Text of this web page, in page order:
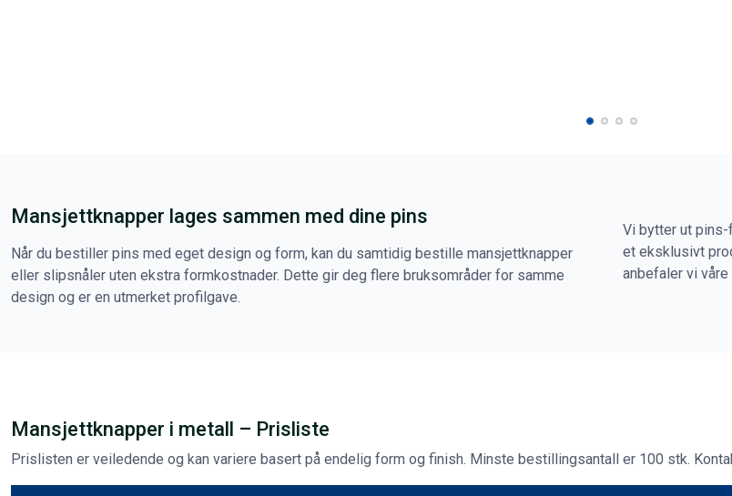
Mansjettknapper lages sammen med dine pins
Når du bestiller pins med eget design og form, kan du samtidig bestille mansjettknapper
eller slipsnåler uten ekstra formkostnader. Dette gir deg flere bruksområder for samme
design og er en utmerket profilgave.
Vi bytter ut pins-
et eksklusivt
anbefaler vi
Mansjettknapper i metall – Prisliste
Prislisten er veiledende og kan variere basert på endelig form og finish. Minste bestillingsantall er 100 stk.